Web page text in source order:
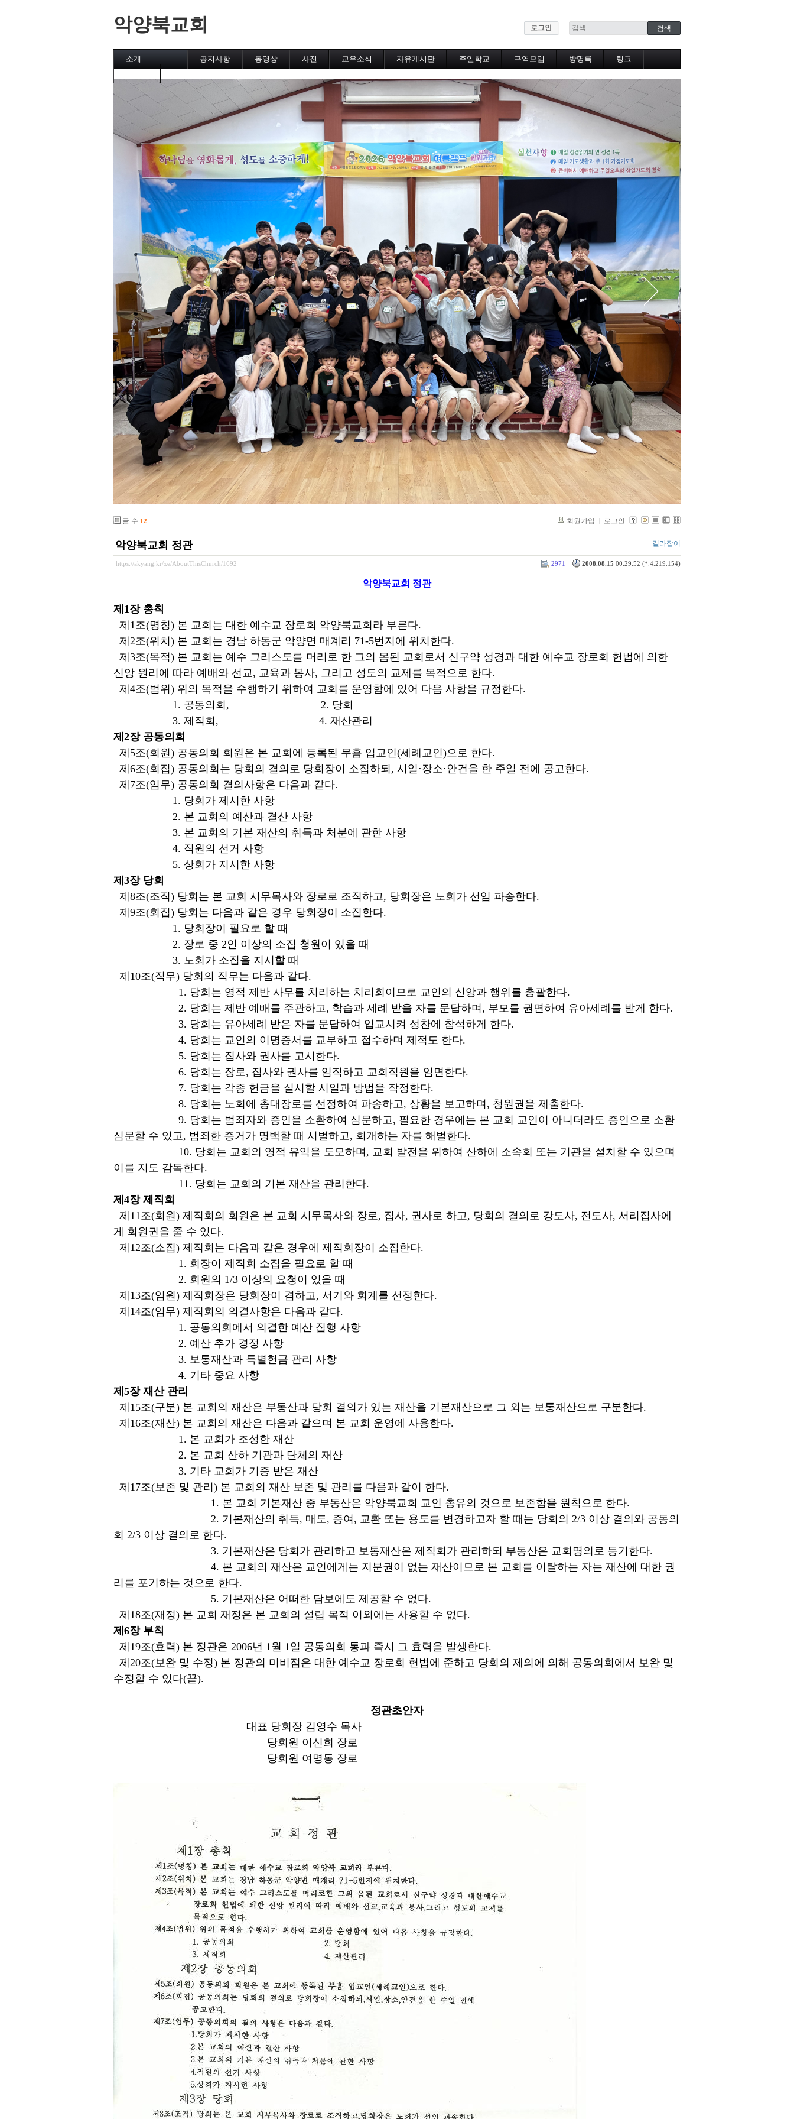
악양북교회 로그인
소개
악양북교회
섬김이
직분자와 성도
유초등부
중고등부
집회
후원교회
차량 운행시간표
공지사항 동영상 사진 교우소식 자유게시판 주일학교 구역모임 방명록
링크
글 수 12 회원가입 로그인
악양북교회 정관 길라잡이
https://akyang.kr/xe/AboutThisChurch/1692 2008.08.15 00:29:52 (*.4.219.154)
2971
악양북교회 정관
제1장 총칙
제1조(명칭) 본 교회는 대한 예수교 장로회 악양북교회라 부른다.
제2조(위치) 본 교회는 경남 하동군 악양면 매계리 71-5번지에 위치한다.
제3조(목적) 본 교회는 예수 그리스도를 머리로 한 그의 몸된 교회로서 신구약 성경과 대한 예수교 장로회 헌법에 의한
신앙 원리에 따라 예배와 선교, 교육과 봉사, 그리고 성도의 교제를 목적으로 한다.
제4조(범위) 위의 목적을 수행하기 위하여 교회를 운영함에 있어 다음 사항을 규정한다.
1. 공동의회, 2. 당회
3. 제직회, 4. 재산관리
제2장 공동의회
제5조(회원) 공동의회 회원은 본 교회에 등록된 무흠 입교인(세례교인)으로 한다.
제6조(회집) 공동의회는 당회의 결의로 당회장이 소집하되, 시일⋅장소⋅안건을 한 주일 전에 공고한다.
제7조(임무) 공동의회 결의사항은 다음과 같다.
1. 당회가 제시한 사항
2. 본 교회의 예산과 결산 사항
3. 본 교회의 기본 재산의 취득과 처분에 관한 사항
4. 직원의 선거 사항
5. 상회가 지시한 사항
제3장 당회
제8조(조직) 당회는 본 교회 시무목사와 장로로 조직하고, 당회장은 노회가 선임 파송한다.
제9조(회집) 당회는 다음과 같은 경우 당회장이 소집한다.
1. 당회장이 필요로 할 때
2. 장로 중 2인 이상의 소집 청원이 있을 때
3. 노회가 소집을 지시할 때
제10조(직무) 당회의 직무는 다음과 같다.
1. 당회는 영적 제반 사무를 치리하는 치리회이므로 교인의 신앙과 행위를 총괄한다.
2. 당회는 제반 예배를 주관하고, 학습과 세례 받을 자를 문답하며, 부모를 권면하여 유아세례를 받게 한다.
3. 당회는 유아세례 받은 자를 문답하여 입교시켜 성찬에 참석하게 한다.
4. 당회는 교인의 이명증서를 교부하고 접수하며 제적도 한다.
5. 당회는 집사와 권사를 고시한다.
6. 당회는 장로, 집사와 권사를 임직하고 교회직원을 임면한다.
7. 당회는 각종 헌금을 실시할 시일과 방법을 작정한다.
8. 당회는 노회에 총대장로를 선정하여 파송하고, 상황을 보고하며, 청원권을 제출한다.
9. 당회는 범죄자와 증인을 소환하여 심문하고, 필요한 경우에는 본 교회 교인이 아니더라도 증인으로 소환
심문할 수 있고, 범죄한 증거가 명백할 때 시벌하고, 회개하는 자를 해벌한다.
10. 당회는 교회의 영적 유익을 도모하며, 교회 발전을 위하여 산하에 소속회 또는 기관을 설치할 수 있으며
이를 지도 감독한다.
11. 당회는 교회의 기본 재산을 관리한다.
제4장 제직회
제11조(회원) 제직회의 회원은 본 교회 시무목사와 장로, 집사, 권사로 하고, 당회의 결의로 강도사, 전도사, 서리집사에
게 회원권을 줄 수 있다.
제12조(소집) 제직회는 다음과 같은 경우에 제직회장이 소집한다.
1. 회장이 제직회 소집을 필요로 할 때
2. 회원의 1/3 이상의 요청이 있을 때
제13조(임원) 제직회장은 당회장이 겸하고, 서기와 회계를 선정한다.
제14조(임무) 제직회의 의결사항은 다음과 같다.
1. 공동의회에서 의결한 예산 집행 사항
2. 예산 추가 경정 사항
3. 보통재산과 특별헌금 관리 사항
4. 기타 중요 사항
제5장 재산 관리
제15조(구분) 본 교회의 재산은 부동산과 당회 결의가 있는 재산을 기본재산으로 그 외는 보통재산으로 구분한다.
제16조(재산) 본 교회의 재산은 다음과 같으며 본 교회 운영에 사용한다.
1. 본 교회가 조성한 재산
2. 본 교회 산하 기관과 단체의 재산
3. 기타 교회가 기증 받은 재산
제17조(보존 및 관리) 본 교회의 재산 보존 및 관리를 다음과 같이 한다.
1. 본 교회 기본재산 중 부동산은 악양북교회 교인 총유의 것으로 보존함을 원칙으로 한다.
2. 기본재산의 취득, 매도, 증여, 교환 또는 용도를 변경하고자 할 때는 당회의 2/3 이상 결의와 공동의
회 2/3 이상 결의로 한다.
3. 기본재산은 당회가 관리하고 보통재산은 제직회가 관리하되 부동산은 교회명의로 등기한다.
4. 본 교회의 재산은 교인에게는 지분권이 없는 재산이므로 본 교회를 이탈하는 자는 재산에 대한 권
리를 포기하는 것으로 한다.
5. 기본재산은 어떠한 담보에도 제공할 수 없다.
제18조(재정) 본 교회 재정은 본 교회의 설립 목적 이외에는 사용할 수 없다.
제6장 부칙
제19조(효력) 본 정관은 2006년 1월 1일 공동의회 통과 즉시 그 효력을 발생한다.
제20조(보완 및 수정) 본 정관의 미비점은 대한 예수교 장로회 헌법에 준하고 당회의 제의에 의해 공동의회에서 보완 및
수정할 수 있다(끝).
정관초안자
대표 당회장 김영수 목사
당회원 이신희 장로
당회원 여명동 장로